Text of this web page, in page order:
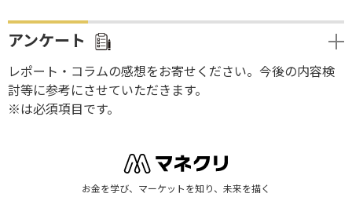
アンケート
レポート・コラムの感想をお寄せください。今後の内容検
討等に参考にさせていただきます。
※は必須項目です。
お金を学び、マーケットを知り、未来を描く